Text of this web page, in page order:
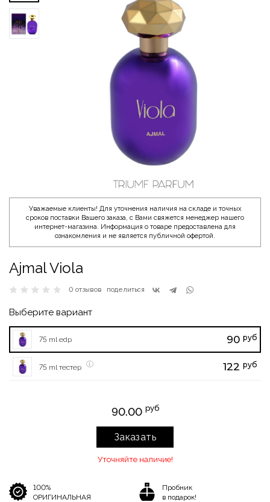
Уважаемые клиенты! Для уточнения наличия на складе и точных
сроков поставки Вашего заказа, с Вами свяжется менеджер нашего
интернет-магазина. Информация о товаре предоставлена для
ознакомления и не является публичной офертой.
Ajmal Viola
0 отзывов поделиться
Выберите вариант
75 ml edp 90 руб
75 ml тестер 122 руб
90.00 руб
Заказать
Уточняйте наличие!
100%
ОРИГИНАЛЬНАЯ
Пробник
в подарок!